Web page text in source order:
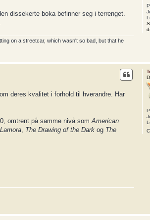
dissekerte boka befinner seg i terrenget.
on a streetcar, which wasn't so bad, but that he
deres kvalitet i forhold til hverandre. Har
omtrent på samme nivå som American
The Drawing of the Dark og The